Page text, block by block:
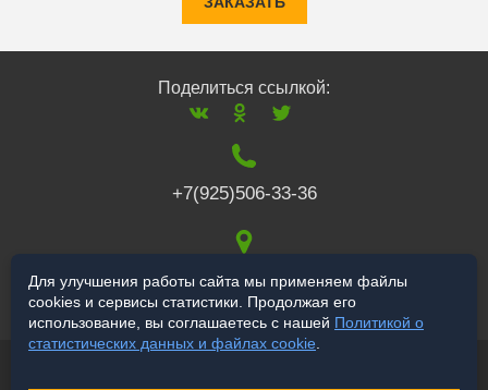
Поделиться ссылкой:
+7(925)506-33-36
117519,г. Москва,
Варшавское ш., 132
Для улучшения работы сайта мы применяем файлы
cookies и сервисы статистики. Продолжая его
использование, вы соглашаетесь с нашей Политикой о
статистических данных и файлах cookie